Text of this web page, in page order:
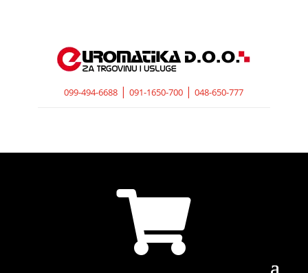
099-494-6688 |091-1650-700 |048-650-777
